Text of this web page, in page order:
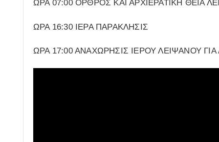
ΩΡΑ 07:00 ΟΡΘΡΟΣ ΚΑΙ ΑΡΧΙΕΡΑΤΙΚΗ ΘΕΙΑ
ΩΡΑ 16:30 ΙΕΡΑ ΠΑΡΑΚΛΗΣΙΣ
ΩΡΑ 17:00 ΑΝΑΧΩΡΗΣΙΣ ΙΕΡΟΥ ΛΕΙΨΑΝΟΥ